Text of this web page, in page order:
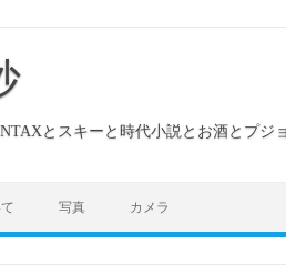
とスキーと時代小説とお酒とプジ
写真 カメラ